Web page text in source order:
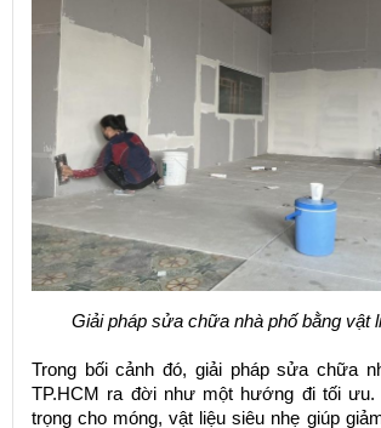
Giải pháp sửa chữa nhà phố bằng vật
Trong bối cảnh đó, giải pháp sửa chữa
TP.HCM ra đời như một hướng đi tối ưu.
trọng cho móng, vật liệu siêu nhẹ giúp